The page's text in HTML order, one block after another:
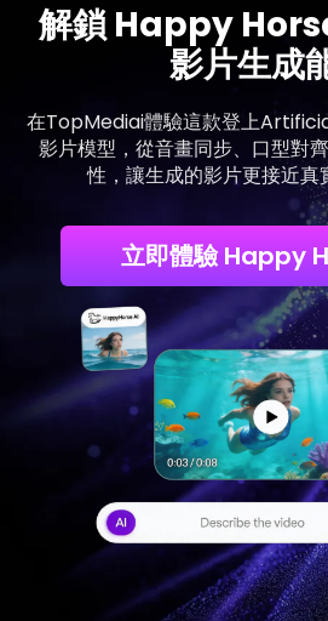
解鎖 Happy
影片生成
在TopMediai體驗這款登上
影片模型，從音畫同步、口型對
性，讓生成的影片更接近真
立即體驗 Happy